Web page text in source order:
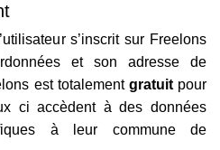
s’inscrit sur Freelons
et son adresse de
est totalement gratuitpour
ci accèdent à des données
à leur commune de